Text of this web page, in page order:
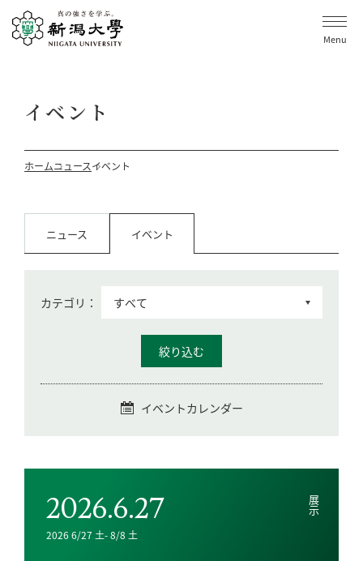
Menu
イベント
ホームニュースイベント
ニュース イベント
カテゴリ：
絞り込む
イベントカレンダー
2026.6.27
2026 6/27 土- 8/8 土
展示